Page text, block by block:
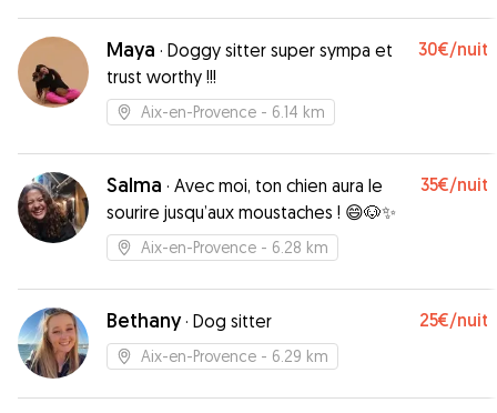
chienne. Un grand merci”
Maya · Doggy sitter super sympa et
trust worthy !!!
30€/nuit
Aix-en-Provence - 6.14 km
Salma · Avec moi, ton chien aura le
sourire jusqu’aux moustaches ! 😄🐶✨
35€/nuit
Aix-en-Provence - 6.28 km
Bethany· Dog sitter 25€/nuit
Aix-en-Provence - 6.29 km